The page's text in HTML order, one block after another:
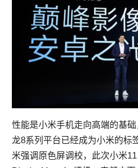
性能是小米手机走向高端的基
龙8系列平台已经成为小米的标
米强调原色屏调校，此次小米